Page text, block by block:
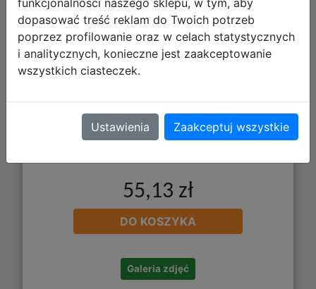
55,13 zł
DO KOSZYKA
Galeria zdjęć
funkcjonalności naszego sklepu, w tym, aby
dopasować treść reklam do Twoich potrzeb
poprzez profilowanie oraz w celach statystycznych
i analitycznych, konieczne jest zaakceptowanie
wszystkich ciasteczek.
Ustawienia Zaakceptuj wszystkie